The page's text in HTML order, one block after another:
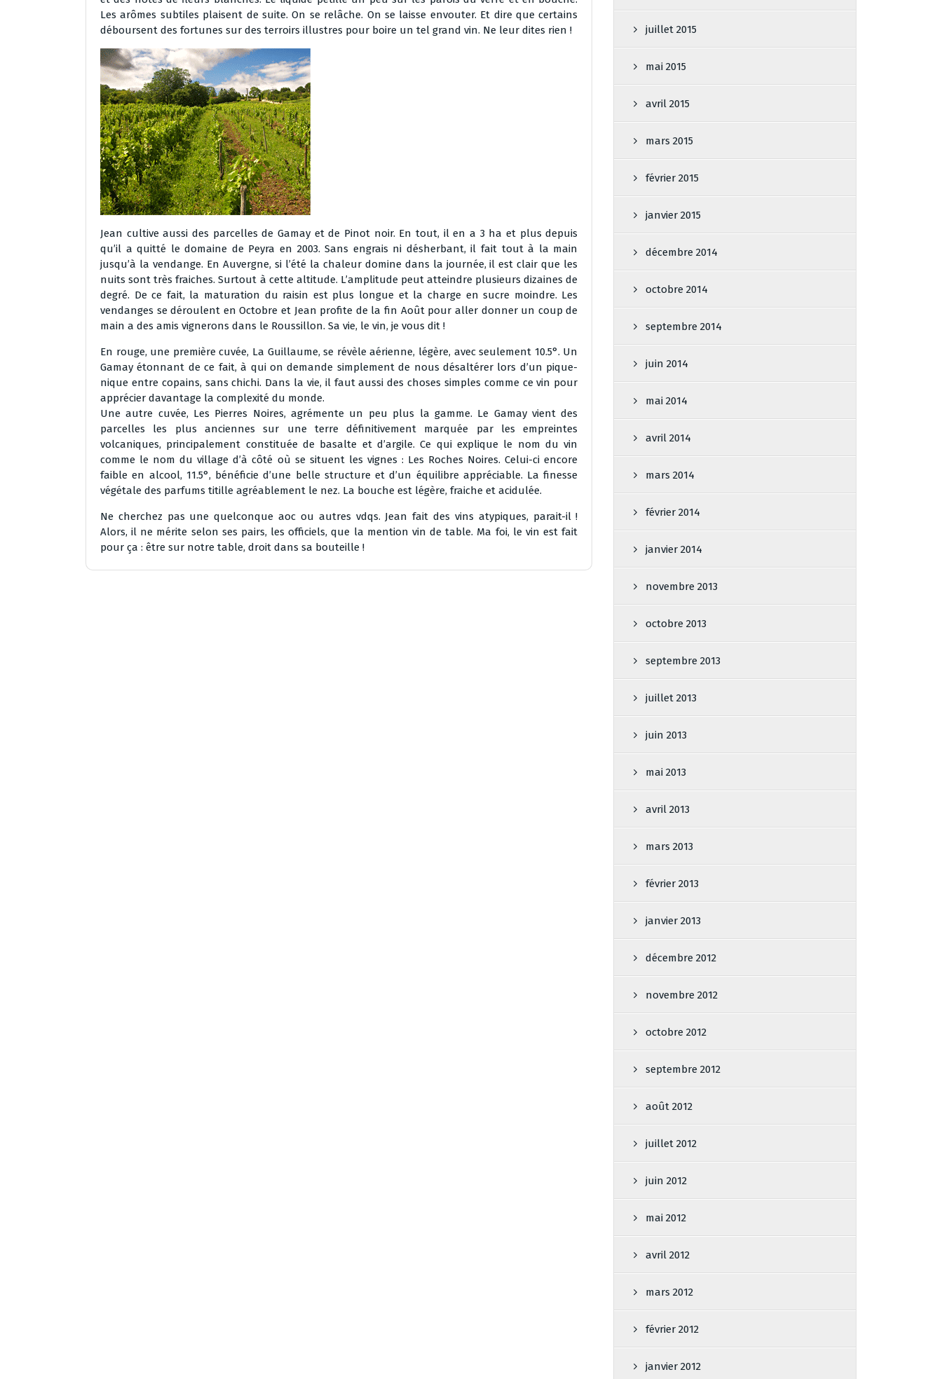
Les arômes subtiles plaisent de suite. On se relâche. On se laisse envouter. Et dire que certains
déboursent des fortunes sur des terroirs illustres pour boire un tel grand vin. Ne leur dites rien !
Jean cultive aussi des parcelles de Gamay et de Pinot noir. En tout, il en a 3 ha et plus depuis
qu’il a quitté le domaine de Peyra en 2003. Sans engrais ni désherbant, il fait tout à la main
jusqu’à la vendange. En Auvergne, si l’été la chaleur domine dans la journée, il est clair que les
nuits sont très fraiches. Surtout à cette altitude. L’amplitude peut atteindre plusieurs dizaines de
degré. De ce fait, la maturation du raisin est plus longue et la charge en sucre moindre. Les
vendanges se déroulent en Octobre et Jean profite de la fin Août pour aller donner un coup de
main a des amis vignerons dans le Roussillon. Sa vie, le vin, je vous dit !
En rouge, une première cuvée, La Guillaume, se révèle aérienne, légère, avec seulement 10.5°. Un
Gamay étonnant de ce fait, à qui on demande simplement de nous désaltérer lors d’un pique-
nique entre copains, sans chichi. Dans la vie, il faut aussi des choses simples comme ce vin pour
apprécier davantage la complexité du monde.
Une autre cuvée, Les Pierres Noires, agrémente un peu plus la gamme. Le Gamay vient des
parcelles les plus anciennes sur une terre définitivement marquée par les empreintes
volcaniques, principalement constituée de basalte et d’argile. Ce qui explique le nom du vin
comme le nom du village d’à côté où se situent les vignes : Les Roches Noires. Celui-ci encore
faible en alcool, 11.5°, bénéficie d’une belle structure et d’un équilibre appréciable. La finesse
végétale des parfums titille agréablement le nez. La bouche est légère, fraiche et acidulée.
Ne cherchez pas une quelconque aoc ou autres vdqs. Jean fait des vins atypiques, parait-il !
Alors, il ne mérite selon ses pairs, les officiels, que la mention vin de table. Ma foi, le vin est fait
pour ça : être sur notre table, droit dans sa bouteille !
juillet 2015
mai 2015
avril 2015
mars 2015
février 2015
janvier 2015
décembre 2014
octobre 2014
septembre 2014
juin 2014
mai 2014
avril 2014
mars 2014
février 2014
janvier 2014
novembre 2013
octobre 2013
septembre 2013
juillet 2013
juin 2013
mai 2013
avril 2013
mars 2013
février 2013
janvier 2013
décembre 2012
novembre 2012
octobre 2012
septembre 2012
août 2012
juillet 2012
juin 2012
mai 2012
avril 2012
mars 2012
février 2012
janvier 2012